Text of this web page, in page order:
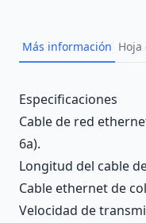
Más información Hoja
Description
Especificaciones
Cable de red
6a).
Longitud del cable
Cable ethernet de
Velocidad de